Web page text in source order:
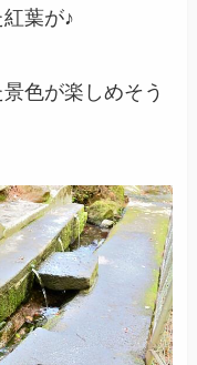
葉が♪
色が楽しめそう